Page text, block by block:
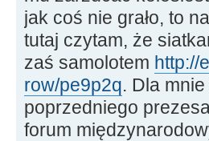
jak coś nie grało, to
tutaj czytam, że
zaś samolotem http://
row/pe9p2q. Dla
poprzedniego
forum